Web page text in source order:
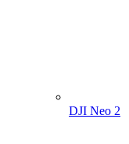
DJI Neo 2